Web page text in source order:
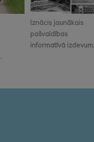
Iznācis jaunākais
pašvaldības
informatīvā izdevum...